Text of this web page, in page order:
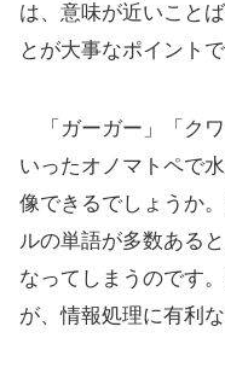
は、意味が近いこと
とが大事なポイントで
「ガーガー」「ク
いったオノマトペで
像できるでしょうか
ルの単語が多数ある
なってしまうのです
が、情報処理に有利